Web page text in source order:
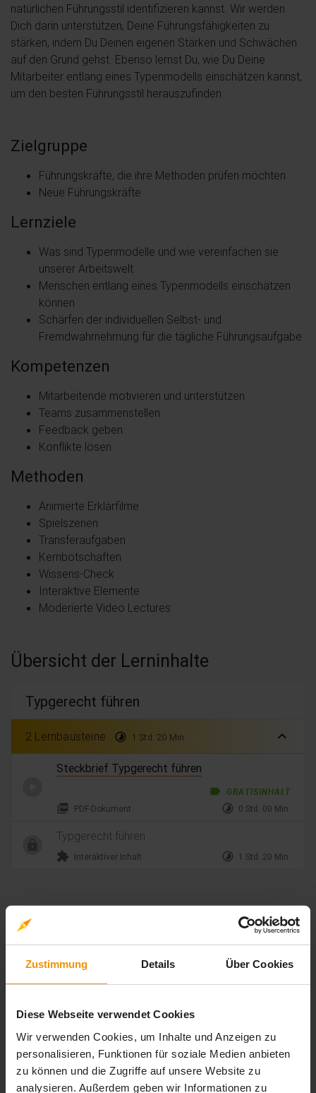
Zustimmung Details Über Cookies
Diese Webseite verwendet Cookies
Wir verwenden Cookies, um Inhalte und Anzeigen zu
personalisieren, Funktionen für soziale Medien anbieten
zu können und die Zugriffe auf unsere Website zu
analysieren. Außerdem geben wir Informationen zu
natürlichen Führungsstil identifizieren kannst. Wir werden
Dich darin unterstützen, Deine Führungsfähigkeiten zu
stärken, indem Du Deinen eigenen Stärken und Schwächen
auf den Grund gehst. Ebenso lernst Du, wie Du Deine
Mitarbeiter entlang eines Typenmodells einschätzen kannst,
um den besten Führungsstil herauszufinden.
Zielgruppe
Führungskräfte, die ihre Methoden prüfen möchten
Neue Führungskräfte
Lernziele
Was sind Typenmodelle und wie vereinfachen sie
unserer Arbeitswelt
Menschen entlang eines Typenmodells einschätzen
können
Schärfen der individuellen Selbst- und
Fremdwahrnehmung für die tägliche Führungsaufgabe
Kompetenzen
Mitarbeitende motivieren und unterstützen
Teams zusammenstellen
Feedback geben
Konflikte lösen
Methoden
Animierte Erklärfilme
Spielszenen
Transferaufgaben
Kernbotschaften
Wissens-Check
Interaktive Elemente
Moderierte Video Lectures
Übersicht der Lerninhalte
Typgerecht führen
2 Lernbausteine timelapse 1 Std. 20 Min. expand_less
Steckbrief Typgerecht führen
label GRATISINHALT
picture_as_pdf PDF-Dokument timelapse 0 Std. 00 Min.
Typgerecht führen
extension Interaktiver Inhalt timelapse 1 Std. 20 Min.
Bewertungen
Gesamtbewertung
Durchschnittliche Bewertungen
0,00
0 Bewertungen